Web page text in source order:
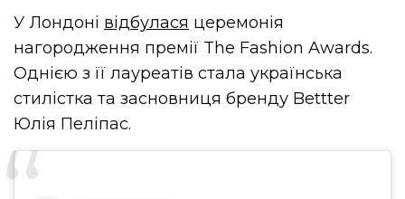
У Лондоні відбулася церемонія
нагородження премії The Fashion Awards.
Однією з її лауреатів стала українська
стилістка та засновниця бренду Bettter
Юлія Пеліпас.